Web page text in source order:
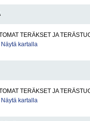
TERÄKSET JA
Näytä kartalla
TERÄKSET JA
Näytä kartalla